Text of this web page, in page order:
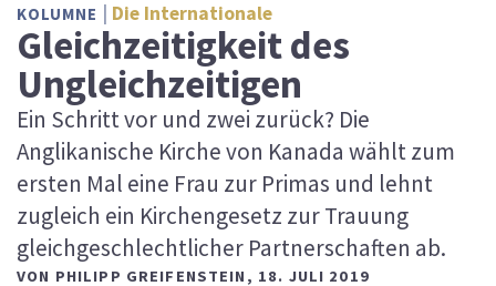
KOLUMNE Die Internationale
Gleichzeitigkeit des
Ungleichzeitigen
Ein Schritt vor und zwei zurück? Die
Anglikanische Kirche von Kanada wählt zum
ersten Mal eine Frau zur Primas und lehnt
zugleich ein Kirchengesetz zur Trauung
gleichgeschlechtlicher Partnerschaften ab.
VON PHILIPP GREIFENSTEIN , 18. JULI 2019